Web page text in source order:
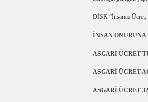
DİSK “İnsanca Ücret,
İNSAN
ASGARİ ÜCRET
ASGARİ ÜCRET
ASGARİ ÜCRET